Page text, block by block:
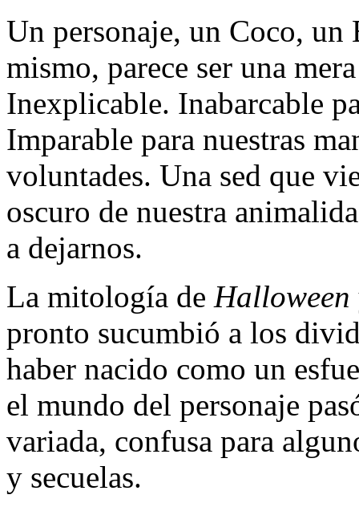
Un personaje, un Coco, un
mismo, parece ser una
Inexplicable. Inabarcable
Imparable para nuestras
voluntades. Una sed que
oscuro de nuestra
a dejarnos.
La mitología de Halloween
pronto sucumbió a los
haber nacido como un
el mundo del personaje
variada, confusa para
y secuelas.